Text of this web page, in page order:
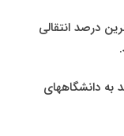
درصد انتقالی
به دانشگاههای